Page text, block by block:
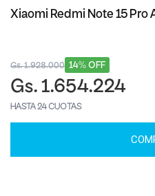
Xiaomi Redmi Note 15 Pro
14% OFF
Gs. 1.928.000
Gs. 1.654.224
HASTA 24 CUOTAS